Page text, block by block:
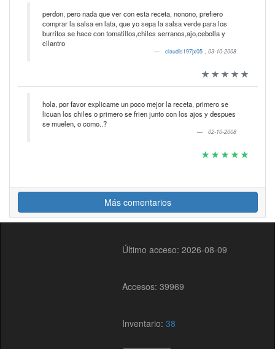
perdon, pero nada que ver con esta receta, nonono, prefiero
comprar la salsa en lata, que yo sepa la salsa verde para los
burritos se hace con tomatillos,chiles serranos,ajo,cebolla y
cilantro
claudis197jx05 , 03-10-2008
hola, por favor explicame un poco mejor la receta, primero se
licuan los chiles o primero se frien junto con los ajos y despues
se muelen, o como..?
02-10-2008
Más comentarios
Último acceso: 2026-08-09
Accesos: 39969
Inventario:38